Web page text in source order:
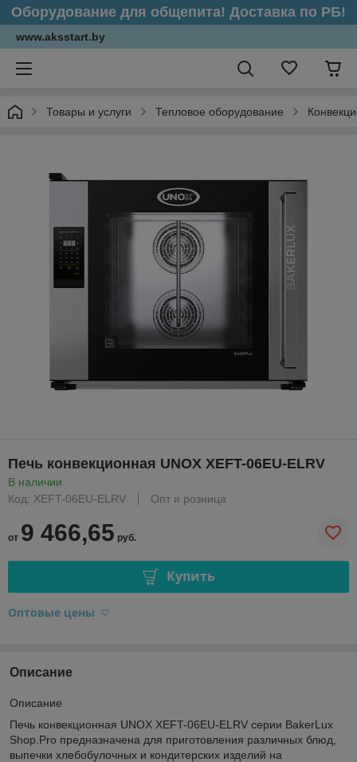
Оборудование для общепита! Доставка по РБ!
www.aksstart.by
Товары и услуги Тепловое оборудование
Печь конвекционная UNOX XEFT-06EU-ELRV
В наличии
Код: XEFT-06EU-ELRV
Опт и розница
от 9 466,65 руб.
Купить
Оптовые цены
Описание
Описание
Печь конвекционная UNOX XEFT-06EU-ELRV серии BakerLux
Shop.Pro предназначена для приготовления различных блюд,
выпечки хлебобулочных и кондитерских изделий на